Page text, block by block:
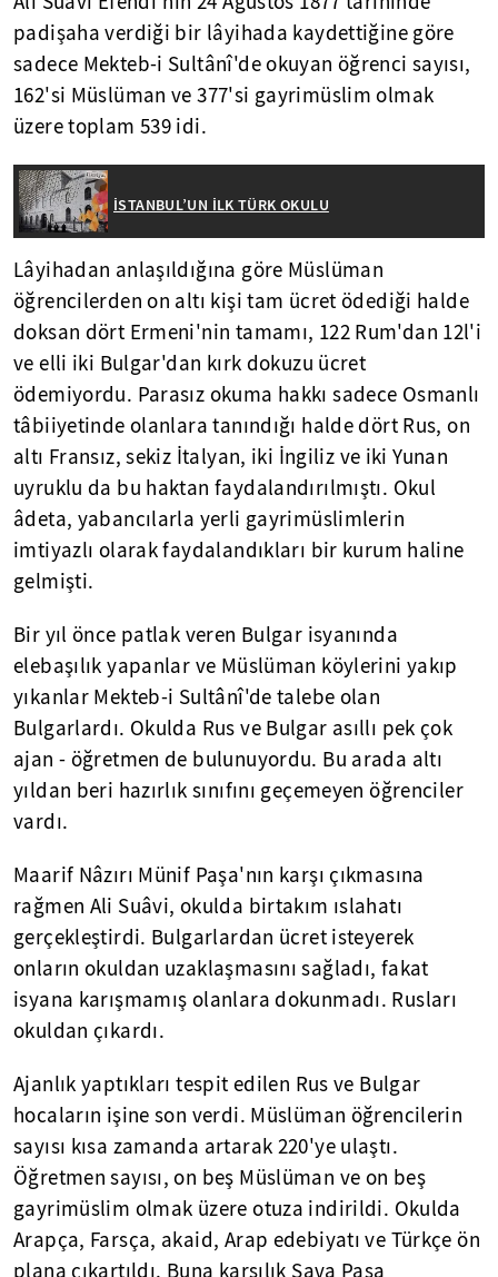
padişaha verdiği bir lâyihada kaydettiğine göre
sadece Mekteb-i Sultânî'de okuyan öğrenci sayısı,
162'si Müslüman ve 377'si gayrimüslim olmak
üzere toplam 539 idi.
İSTANBUL’UN İLK TÜRK OKULU
Lâyihadan anlaşıldığına göre Müslüman
öğrencilerden on altı kişi tam ücret ödediği halde
doksan dört Ermeni'nin tamamı, 122 Rum'dan 12l'i
ve elli iki Bulgar'dan kırk dokuzu ücret
ödemiyordu. Parasız okuma hakkı sadece Osmanlı
tâbiiyetinde olanlara tanındığı halde dört Rus, on
altı Fransız, sekiz İtalyan, iki İngiliz ve iki Yunan
uyruklu da bu haktan faydalandırılmıştı. Okul
âdeta, yabancılarla yerli gayrimüslimlerin
imtiyazlı olarak faydalandıkları bir kurum haline
gelmişti.
Bir yıl önce patlak veren Bulgar isyanında
elebaşılık yapanlar ve Müslüman köylerini yakıp
yıkanlar Mekteb-i Sultânî'de talebe olan
Bulgarlardı. Okulda Rus ve Bulgar asıllı pek çok
ajan - öğretmen de bulunuyordu. Bu arada altı
yıldan beri hazırlık sınıfını geçemeyen öğrenciler
vardı.
Maarif Nâzırı Münif Paşa'nın karşı çıkmasına
rağmen Ali Suâvi, okulda birtakım ıslahatı
gerçekleştirdi. Bulgarlardan ücret isteyerek
onların okuldan uzaklaşmasını sağladı, fakat
isyana karışmamış olanlara dokunmadı. Rusları
okuldan çıkardı.
Ajanlık yaptıkları tespit edilen Rus ve Bulgar
hocaların işine son verdi. Müslüman öğrencilerin
sayısı kısa zamanda artarak 220'ye ulaştı.
Öğretmen sayısı, on beş Müslüman ve on beş
gayrimüslim olmak üzere otuza indirildi. Okulda
Arapça, Farsça, akaid, Arap edebiyatı ve Türkçe ön
plana çıkartıldı. Buna karşılık Sava Paşa